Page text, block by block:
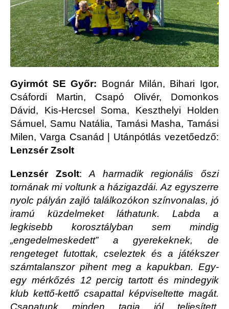
Gyirmót SE Győr: Bognár Milán, Bihari Igor,
Csáfordi Martin, Csapó Olivér, Domonkos
Dávid, Kis-Hercsel Soma, Keszthelyi Holden
Sámuel, Samu Natália, Tamási Masha, Tamási
Milen, Varga Csanád | Utánpótlás vezetőedző:
Lenzsér Zsolt
Lenzsér Zsolt:A harmadik regionális őszi
tornának mi voltunk a házigazdái. Az egyszerre
nyolc pályán zajló találkozókon színvonalas, jó
iramú küzdelmeket láthatunk. Labda a
legkisebb korosztályban sem mindig
„engedelmeskedett” a gyerekeknek, de
rengeteget futottak, cseleztek és a játékszer
számtalanszor pihent meg a kapukban. Egy-
egy mérkőzés 12 percig tartott és mindegyik
klub kettő-kettő csapattal képviseltette magát.